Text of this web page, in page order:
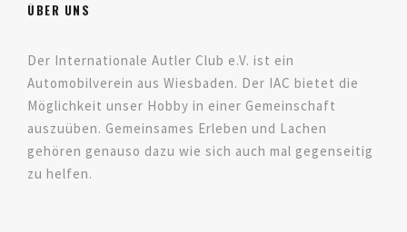
ÜBER UNS
Der Internationale Autler Club e.V. ist ein
Automobilverein aus Wiesbaden. Der IAC bietet die
Möglichkeit unser Hobby in einer Gemeinschaft
auszuüben. Gemeinsames Erleben und Lachen
gehören genauso dazu wie sich auch mal gegenseitig
zu helfen.